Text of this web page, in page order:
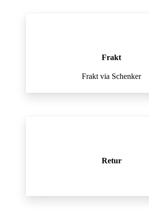
Frakt
Frakt via Schenker
Retur